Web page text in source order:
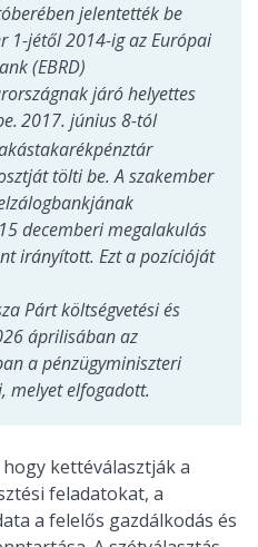
jelentették be
1-jétől 2014-ig az Európai
(EBRD)
járó helyettes
2017. június 8-tól
tölti be. A szakember
decemberi megalakulás
irányított. Ezt a pozícióját
Párt költségvetési és
áprilisában az
a pénzügyminiszteri
melyet elfogadott.
kettéválasztják a
feladatokat, a
a felelős gazdálkodás és